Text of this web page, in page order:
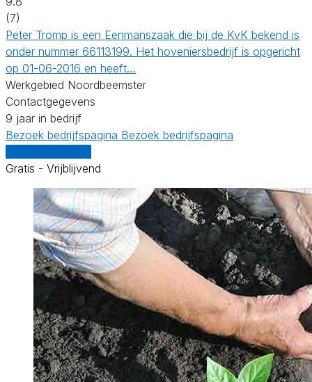
(7)
Peter Tromp is een Eenmanszaak die bij de KvK bekend is
onder nummer 66113199. Het hoveniersbedrijf is opgericht
op 01-06-2016 en heeft…
Werkgebied Noordbeemster
Contactgegevens
9 jaar in bedrijf
Bezoek bedrijfspagina Bezoek bedrijfspagina
Gratis - Vrijblijvend